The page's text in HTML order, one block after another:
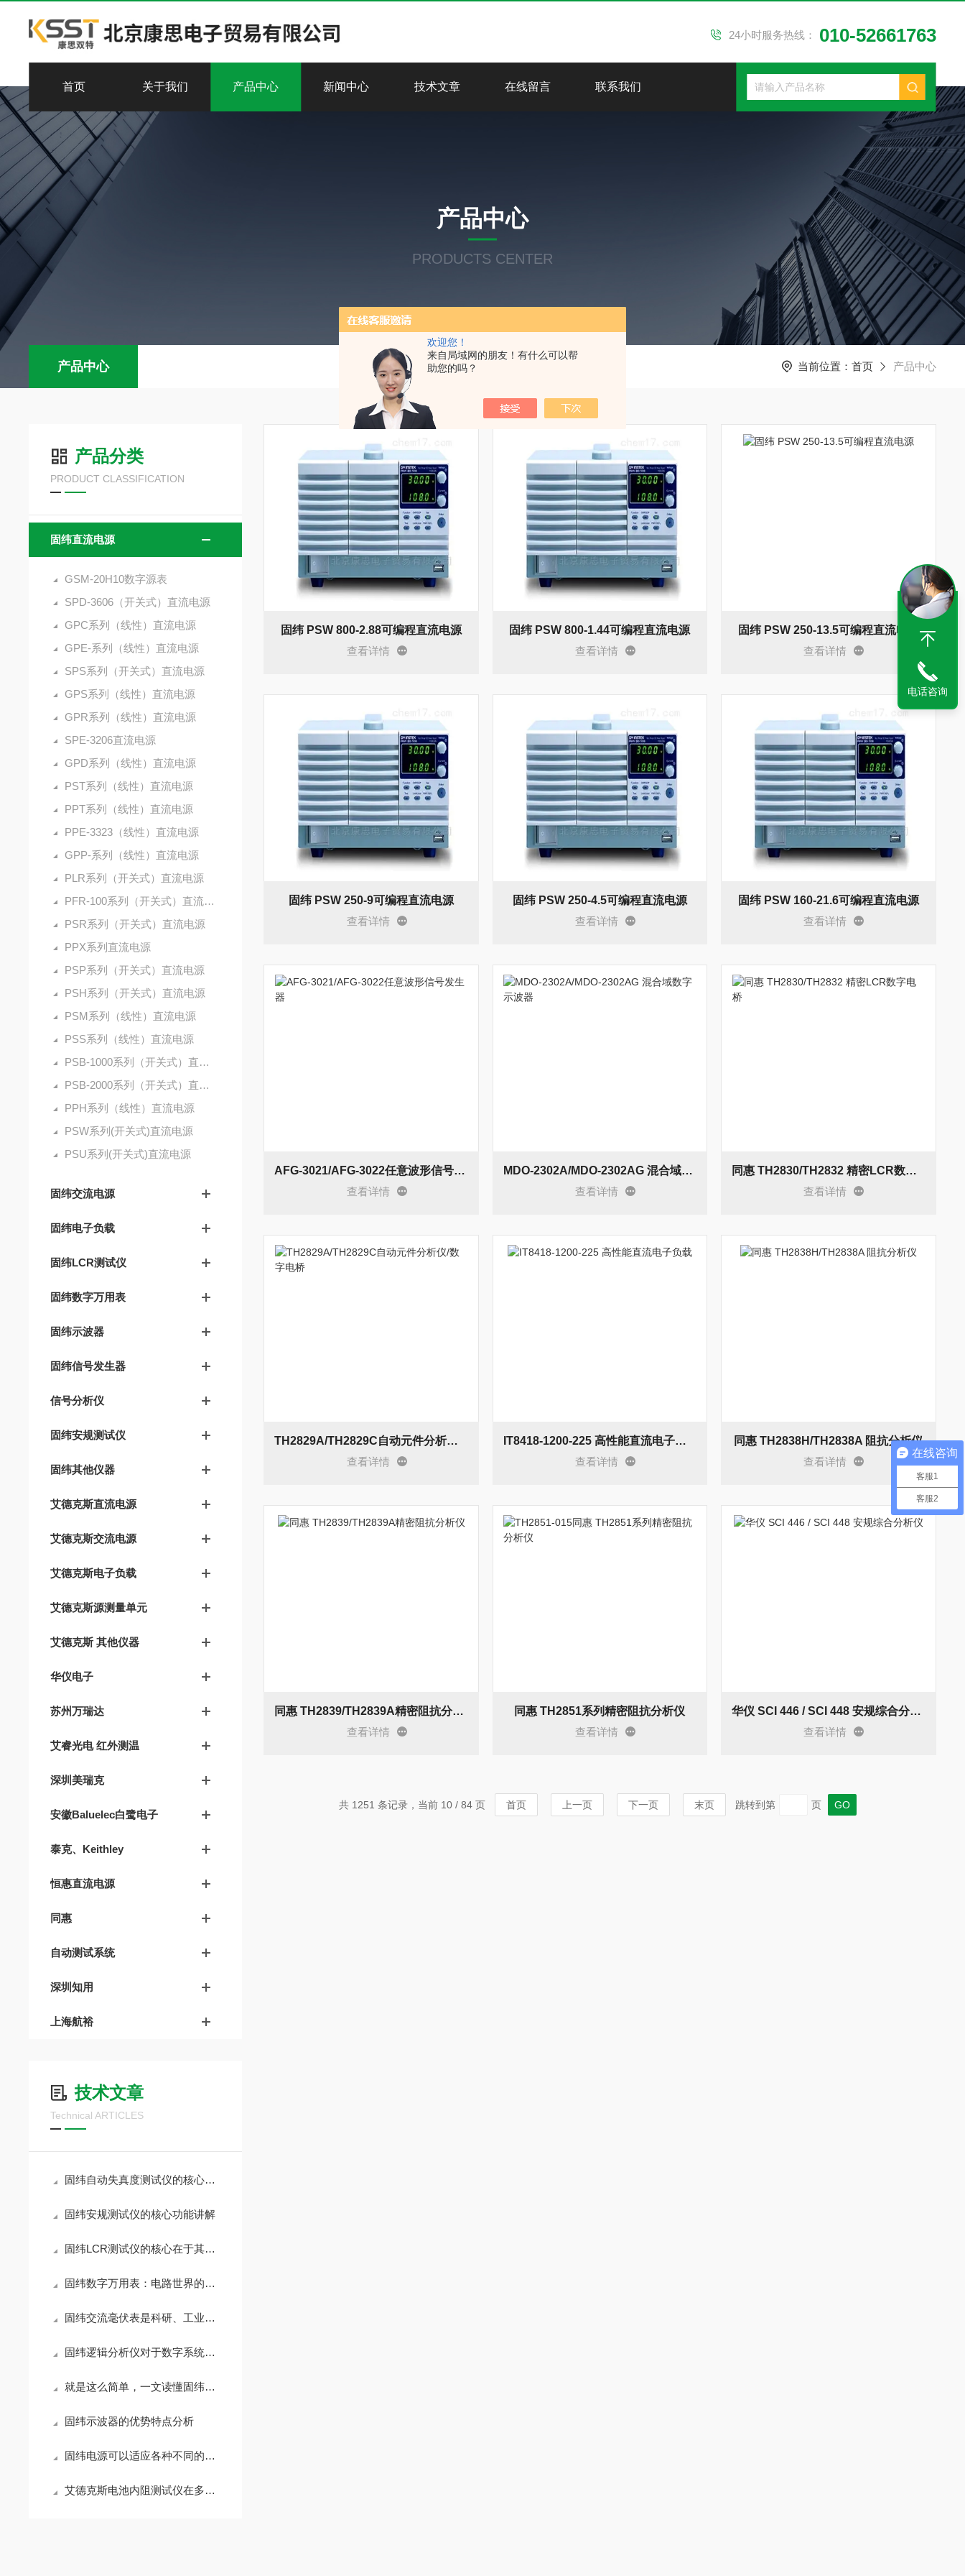
欢迎您！
来自局域网的朋友！有什么可以帮
助您的吗？
24小时服务热线： 010-52661763
首页 关于我们 产品中心 新闻中心 技术文章 在线留言 联系我们
产品中心
PRODUCTS CENTER
产品中心 当前位置： 首页 产品中心
产品分类
PRODUCT CLASSIFICATION
固纬直流电源
GSM-20H10数字源表
SPD-3606（开关式）直流电源
GPC系列（线性）直流电源
GPE-系列（线性）直流电源
SPS系列（开关式）直流电源
GPS系列（线性）直流电源
GPR系列（线性）直流电源
SPE-3206直流电源
GPD系列（线性）直流电源
PST系列（线性）直流电源
PPT系列（线性）直流电源
PPE-3323（线性）直流电源
GPP-系列（线性）直流电源
PLR系列（开关式）直流电源
PFR-100系列（开关式）直流电源
PSR系列（开关式）直流电源
PPX系列直流电源
PSP系列（开关式）直流电源
PSH系列（开关式）直流电源
PSM系列（线性）直流电源
PSS系列（线性）直流电源
PSB-1000系列（开关式）直流电源
PSB-2000系列（开关式）直流电源
PPH系列（线性）直流电源
PSW系列(开关式)直流电源
PSU系列(开关式)直流电源
固纬交流电源
固纬电子负载
固纬LCR测试仪
固纬数字万用表
固纬示波器
固纬信号发生器
信号分析仪
固纬安规测试仪
固纬其他仪器
艾德克斯直流电源
艾德克斯交流电源
艾德克斯电子负载
艾德克斯源测量单元
艾德克斯 其他仪器
华仪电子
苏州万瑞达
艾睿光电 红外测温
深圳美瑞克
安徽Baluelec白鹭电子
泰克、Keithley
恒惠直流电源
同惠
自动测试系统
深圳知用
上海航裕
技术文章
Technical ARTICLES
固纬自动失真度测试仪的核心逻辑基于“基波剔除”技术
固纬安规测试仪的核心功能讲解
固纬LCR测试仪的核心在于其能够区分元件的阻抗特性
固纬数字万用表：电路世界的通用度量工具
固纬交流毫伏表是科研、工业生产中的重要工具
固纬逻辑分析仪对于数字系统的调试和分析至关重要
就是这么简单，一文读懂固纬信号发生器
固纬示波器的优势特点分析
固纬电源可以适应各种不同的负载情况
艾德克斯电池内阻测试仪在多个领域中发挥着重要作用
固纬 PSW 800-2.88可编程直流电源
查看详情
固纬 PSW 800-1.44可编程直流电源
查看详情
固纬 PSW 250-13.5可编程直流电源
查看详情
固纬 PSW 250-9可编程直流电源
查看详情
固纬 PSW 250-4.5可编程直流电源
查看详情
固纬 PSW 160-21.6可编程直流电源
查看详情
AFG-3021/AFG-3022任意波形信号发生器
查看详情
MDO-2302A/MDO-2302AG 混合域数字示波器
查看详情
同惠 TH2830/TH2832 精密LCR数字电桥
查看详情
TH2829A/TH2829C自动元件分析仪/数字电桥
查看详情
IT8418-1200-225 高性能直流电子负载
查看详情
同惠 TH2838H/TH2838A 阻抗分析仪
查看详情
同惠 TH2839/TH2839A精密阻抗分析仪
查看详情
同惠 TH2851系列精密阻抗分析仪
查看详情
华仪 SCI 446 / SCI 448 安规综合分析仪
查看详情
共 1251 条记录，当前 10 / 84 页 首页 上一页 下一页 末页 跳转到第 页
电话咨询
在线咨询
客服1
客服2